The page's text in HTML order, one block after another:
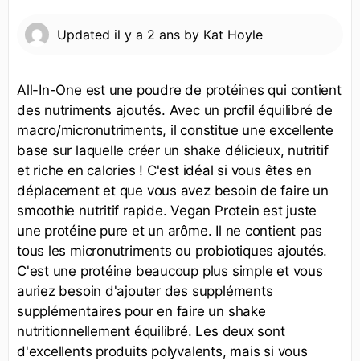
Updated il y a 2 ans by Kat Hoyle
All-In-One est une poudre de protéines qui contient
des nutriments ajoutés. Avec un profil équilibré de
macro/micronutriments, il constitue une excellente
base sur laquelle créer un shake délicieux, nutritif
et riche en calories ! C'est idéal si vous êtes en
déplacement et que vous avez besoin de faire un
smoothie nutritif rapide. Vegan Protein est juste
une protéine pure et un arôme. Il ne contient pas
tous les micronutriments ou probiotiques ajoutés.
C'est une protéine beaucoup plus simple et vous
auriez besoin d'ajouter des suppléments
supplémentaires pour en faire un shake
nutritionnellement équilibré. Les deux sont
d'excellents produits polyvalents, mais si vous